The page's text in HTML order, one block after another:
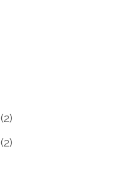
(2)
(2)